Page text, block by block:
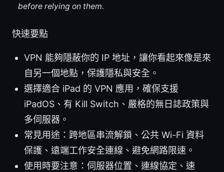
before relying on them.
快速要點
VPN 能夠隱蔽你的 IP 地址，讓你看起來像是來
自另一個地點，保護隱私與安全。
選擇適合 iPad 的 VPN 應用，確保支援
iPadOS、有 Kill Switch、嚴格的無日誌政策與
多伺服器。
常見用途：跨地區串流解鎖、公共 Wi-Fi 資料
保護、遠端工作安全連線、避免網路限速。
使用時要注意：伺服器位置、連線協定、速